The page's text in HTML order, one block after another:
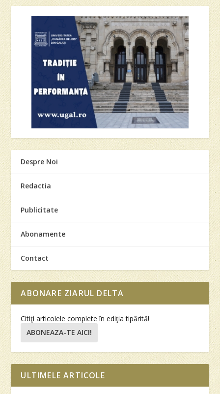
Despre Noi
Redactia
Publicitate
Abonamente
Contact
ABONARE ZIARUL DELTA
Citiţi articolele complete în ediţia tipărită!
ABONEAZA-TE AICI!
ULTIMELE ARTICOLE